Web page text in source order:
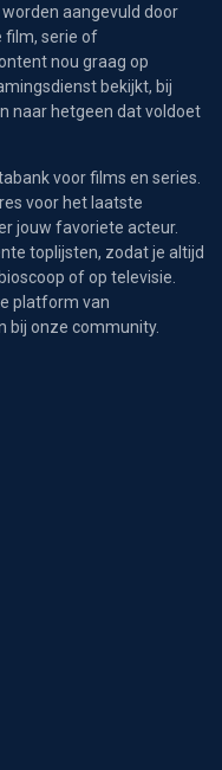
aangevuld door
film, serie of
nou graag op
bekijkt, bij
naar hetgeen dat voldoet
voor films en series.
voor het laatste
jouw favoriete acteur.
toplijsten, zodat je altijd
of op televisie.
platform van
bij onze community.